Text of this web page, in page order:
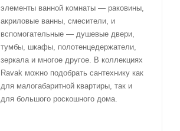
элементы ванной комнаты — раковины,
акриловые ванны, смесители, и
вспомогательные — душевые двери,
тумбы, шкафы, полотенцедержатели,
зеркала и многое другое. В коллекциях
Ravak можно подобрать сантехнику как
для малогабаритной квартиры, так и
для большого роскошного дома.